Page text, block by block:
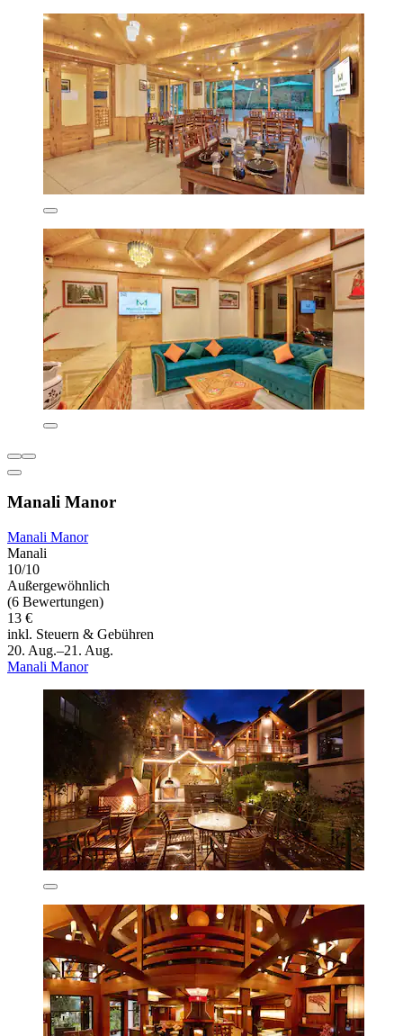
Manali Manor
Manali Manor
Manali
10/10
Außergewöhnlich
(6 Bewertungen)
13 €
inkl. Steuern & Gebühren
20. Aug.–21. Aug.
Manali Manor